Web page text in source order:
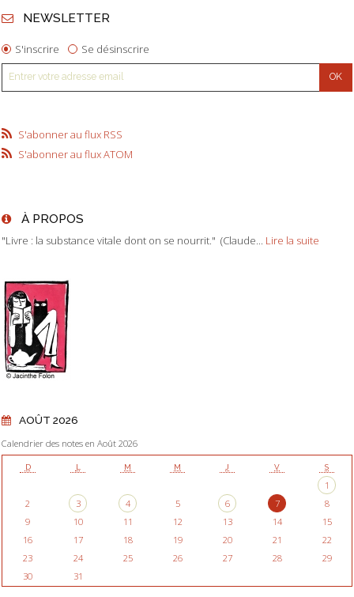
NEWSLETTER
S'inscrire Se désinscrire
S'abonner au flux RSS
S'abonner au flux ATOM
À PROPOS
"Livre : la substance vitale dont on se nourrit." (Claude... Lire la suite
AOÛT 2026
Calendrier des notes en Août 2026
D L M M J V S
1
2
3 4 5 6 7
8
9
10 11 12 13 14
15
16
17 18 19 20 21
22
23
24 25 26 27 28
29
30
31